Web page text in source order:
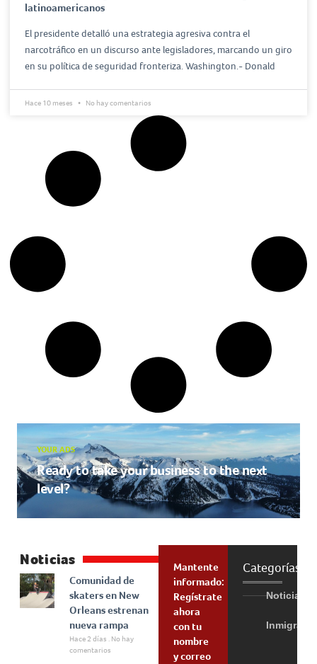
latinoamericanos
El presidente detalló una estrategia agresiva contra el
narcotráfico en un discurso ante legisladores, marcando un giro
en su política de seguridad fronteriza. Washington.- Donald
Hace 10 meses No hay comentarios
YOUR ADS
Ready to take your business to the next
level?
Noticias
Comunidad de
skaters en New
Orleans estrenan
nueva rampa
Hace 2 días
No hay
comentarios
Mantente
informado:
Regístrate
ahora
con tu
nombre
y correo
Categorías
Noticias